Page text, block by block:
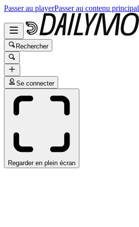
Passer au playerPasser au contenu principal
Rechercher
Se connecter
Regarder en plein écran